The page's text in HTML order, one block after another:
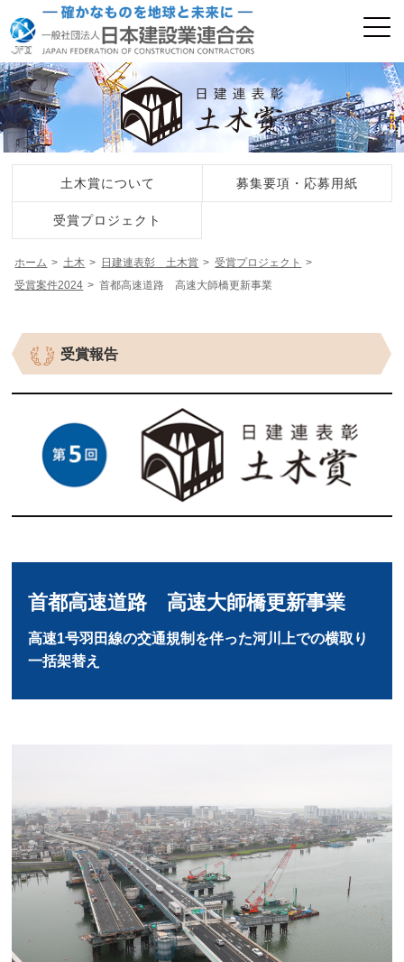
土木賞について 募集要項・応募用紙
受賞プロジェクト
ホーム 土木 日建連表彰 土木賞
受賞プロジェクト
受賞案件2024
首都高速道路 高速大師橋更新事業
受賞報告
首都高速道路 高速大師橋更新事業
高速1号羽田線の交通規制を伴った河川上での横取り
一括架替え